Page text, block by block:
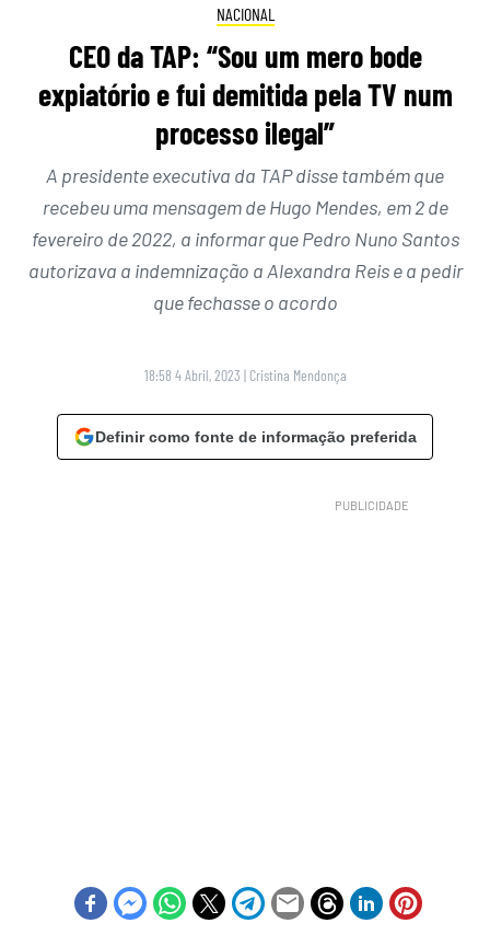
NACIONAL
CEO da TAP: “Sou um mero bode
expiatório e fui demitida pela TV num
processo ilegal”
A presidente executiva da TAP disse também que
recebeu uma mensagem de Hugo Mendes, em 2 de
fevereiro de 2022, a informar que Pedro Nuno Santos
autorizava a indemnização a Alexandra Reis e a pedir
que fechasse o acordo
18:58 4 Abril, 2023 | Cristina Mendonça
Definir como fonte de informação preferida